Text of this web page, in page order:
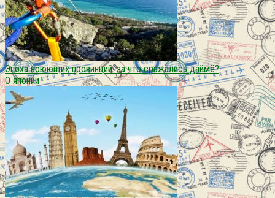
Эпоха воюющих провинций. за что сражались даймё?
О японии